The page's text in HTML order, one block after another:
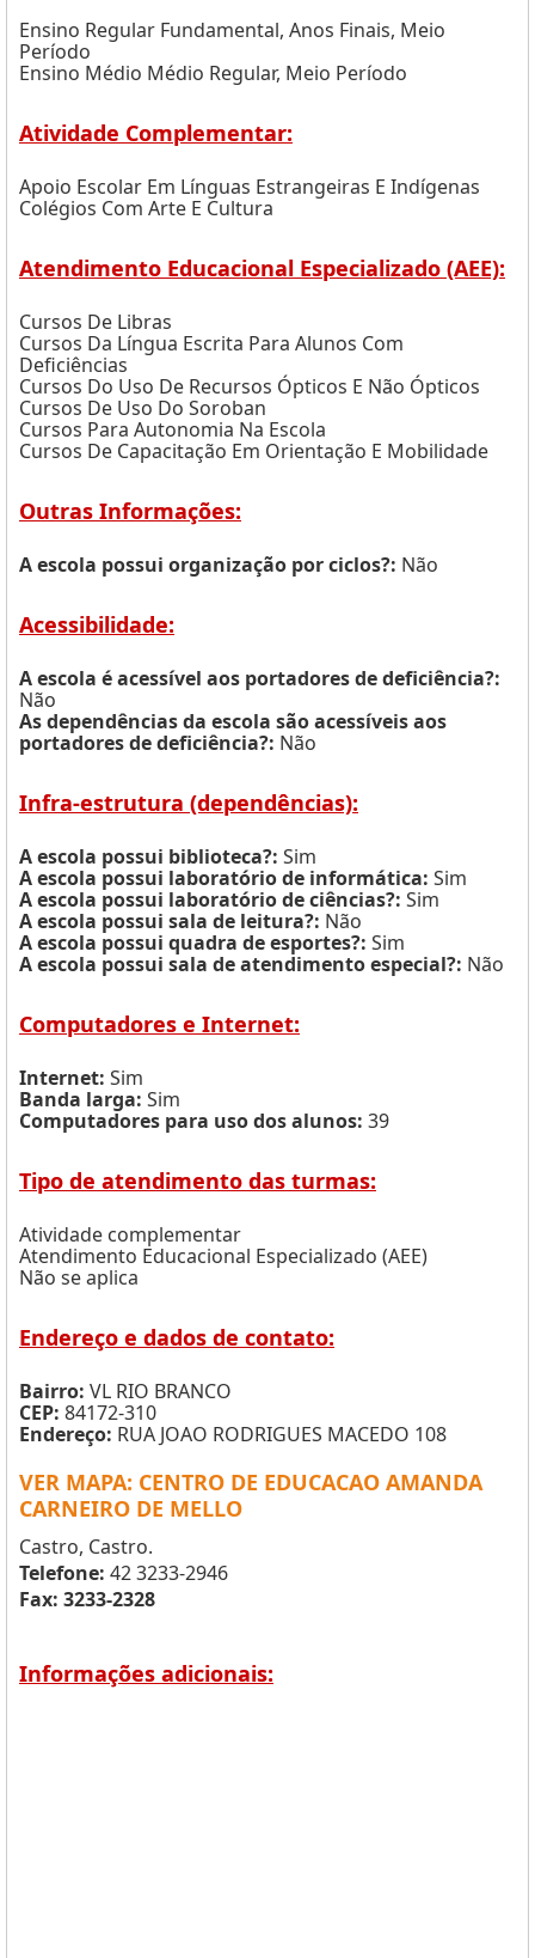
Ensino Regular Fundamental, Anos Finais, Meio
Período
Ensino Médio Médio Regular, Meio Período
Atividade Complementar:
Apoio Escolar Em Línguas Estrangeiras E Indígenas
Colégios Com Arte E Cultura
Atendimento Educacional Especializado (AEE):
Cursos De Libras
Cursos Da Língua Escrita Para Alunos Com
Deficiências
Cursos Do Uso De Recursos Ópticos E Não Ópticos
Cursos De Uso Do Soroban
Cursos Para Autonomia Na Escola
Cursos De Capacitação Em Orientação E Mobilidade
Outras Informações:
A escola possui organização por ciclos?: Não
Acessibilidade:
A escola é acessível aos portadores de deficiência?:
Não
As dependências da escola são acessíveis aos
portadores de deficiência?: Não
Infra-estrutura (dependências):
A escola possui biblioteca?: Sim
A escola possui laboratório de informática: Sim
A escola possui laboratório de ciências?: Sim
A escola possui sala de leitura?: Não
A escola possui quadra de esportes?: Sim
A escola possui sala de atendimento especial?: Não
Computadores e Internet:
Internet: Sim
Banda larga: Sim
Computadores para uso dos alunos: 39
Tipo de atendimento das turmas:
Atividade complementar
Atendimento Educacional Especializado (AEE)
Não se aplica
Endereço e dados de contato:
Bairro: VL RIO BRANCO
CEP: 84172-310
Endereço: RUA JOAO RODRIGUES MACEDO 108
VER MAPA: CENTRO DE EDUCACAO AMANDA
CARNEIRO DE MELLO
Castro, Castro.
Telefone: 42 3233-2946
Fax: 3233-2328
Informações adicionais: